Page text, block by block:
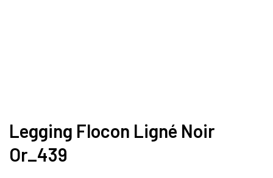
Legging Flocon Ligné Noir
Or_439